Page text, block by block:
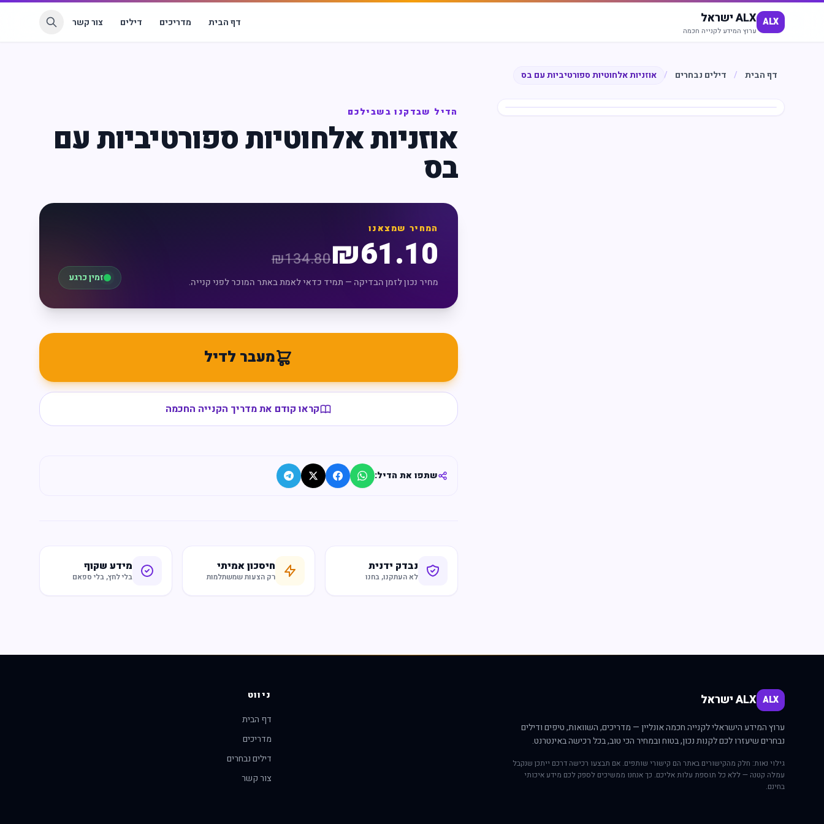
ALX ALX ישראל
ערוץ המידע לקנייה חכמה
דף הבית מדריכים דילים צור קשר
דף הבית / דילים נבחרים / אוזניות אלחוטיות ספורטיביות עם בס
הדיל שבדקנו בשבילכם
אוזניות אלחוטיות ספורטיביות עם
בס
המחיר שמצאנו
₪61.10
₪134.80
מחיר נכון לזמן הבדיקה — תמיד כדאי לאמת באתר המוכר לפני קנייה. זמין כרגע
מעבר לדיל
קראו קודם את מדריך הקנייה החכמה
שתפו את הדיל:
נבדק ידנית
לא העתקנו, בחנו
חיסכון אמיתי
רק הצעות שמשתלמות
מידע שקוף
בלי לחץ, בלי ספאם
ALX ALX ישראל
ערוץ המידע הישראלי לקנייה חכמה אונליין — מדריכים, השוואות, טיפים ודילים
נבחרים שיעזרו לכם לקנות נכון, בטוח ובמחיר הכי טוב, בכל רכישה באינטרנט.
גילוי נאות: חלק מהקישורים באתר הם קישורי שותפים. אם תבצעו רכישה דרכם ייתכן שנקבל
עמלה קטנה — ללא כל תוספת עלות אליכם. כך אנחנו ממשיכים לספק לכם מידע איכותי
בחינם.
ניווט
דף הבית
מדריכים
דילים נבחרים
צור קשר